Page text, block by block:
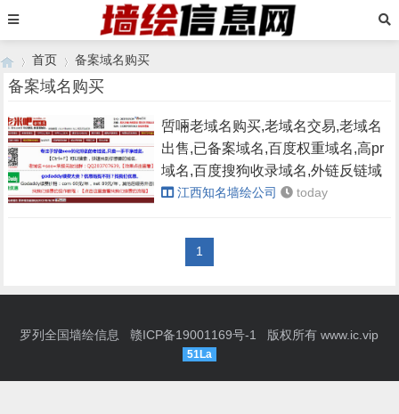
›
首页
›
备案域名购买
备案域名购买
啠啢老域名购买,老域名交易,老域名
出售,已备案域名,百度权重域名,高pr
域名,百度搜狗收录域名,外链反链域
名 江西知名墙绘公司 today
1
罗列全国墙绘信息赣ICP备19001169号-1 版权所有www.ic.vip
51La